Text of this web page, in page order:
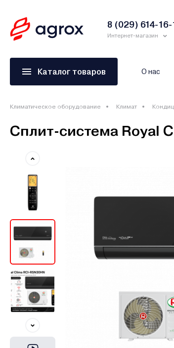
8 (029) 614-16-
Интернет-магазин
Каталог товаров О нас
Климатическое оборудование Климат
Сплит-система Royal